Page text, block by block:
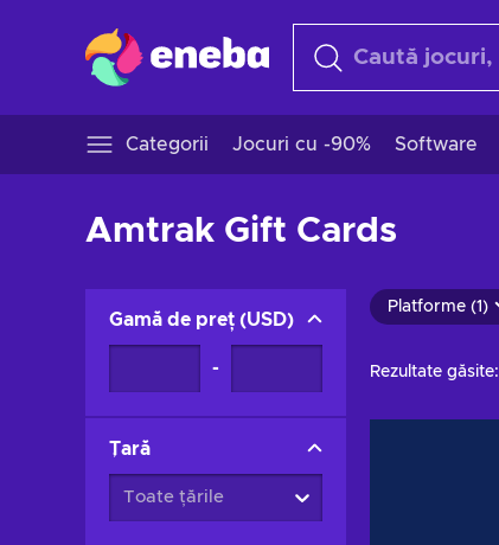
Categorii Jocuri cu -90% Software
Amtrak Gift Cards
Gamă de preț (USD)
-
Țară
Toate țările
Platforme (1)
Rezultate găsite: